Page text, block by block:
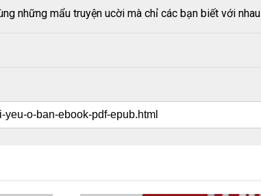
những mẩu truyện ucời mà chỉ các bạn biết với nhau